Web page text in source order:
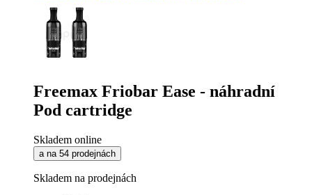
Freemax Friobar Ease - náhradní
Pod cartridge
Skladem online
a na 54 prodejnách
Skladem na prodejnách